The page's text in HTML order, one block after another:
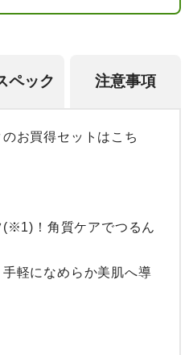
ペック 注意事項
お買得セットはこち
！角質ケアでつるん
軽になめらか美肌へ導